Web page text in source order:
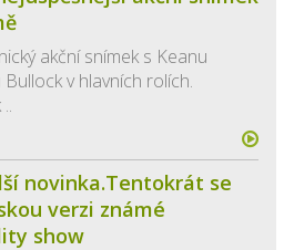
akční snímek s Keanu
v hlavních rolích.
novinka.Tentokrát se
verzi známé
show